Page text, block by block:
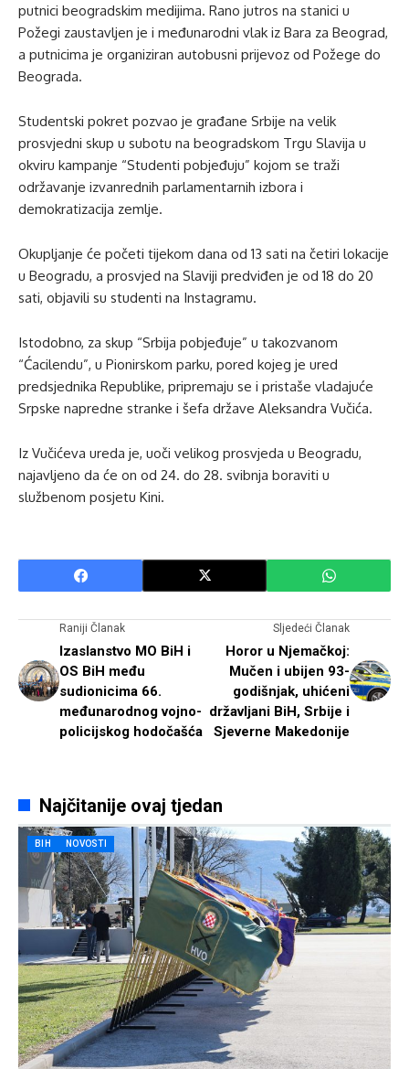
putnici beogradskim medijima. Rano jutros na stanici u
Požegi zaustavljen je i međunarodni vlak iz Bara za Beograd,
a putnicima je organiziran autobusni prijevoz od Požege do
Beograda.
Studentski pokret pozvao je građane Srbije na velik
prosvjedni skup u subotu na beogradskom Trgu Slavija u
okviru kampanje “Studenti pobjeđuju” kojom se traži
održavanje izvanrednih parlamentarnih izbora i
demokratizacija zemlje.
Okupljanje će početi tijekom dana od 13 sati na četiri lokacije
u Beogradu, a prosvjed na Slaviji predviđen je od 18 do 20
sati, objavili su studenti na Instagramu.
Istodobno, za skup “Srbija pobjeđuje” u takozvanom
“Ćacilendu”, u Pionirskom parku, pored kojeg je ured
predsjednika Republike, pripremaju se i pristaše vladajuće
Srpske napredne stranke i šefa države Aleksandra Vučića.
Iz Vučićeva ureda je, uoči velikog prosvjeda u Beogradu,
najavljeno da će on od 24. do 28. svibnja boraviti u
službenom posjetu Kini.
Raniji Članak
Izaslanstvo MO BiH i
OS BiH među
sudionicima 66.
međunarodnog vojno-
policijskog hodočašća
Sljedeći Članak
Horor u Njemačkoj:
Mučen i ubijen 93-
godišnjak, uhićeni
državljani BiH, Srbije i
Sjeverne Makedonije
Najčitanije ovaj tjedan
BIH NOVOSTI